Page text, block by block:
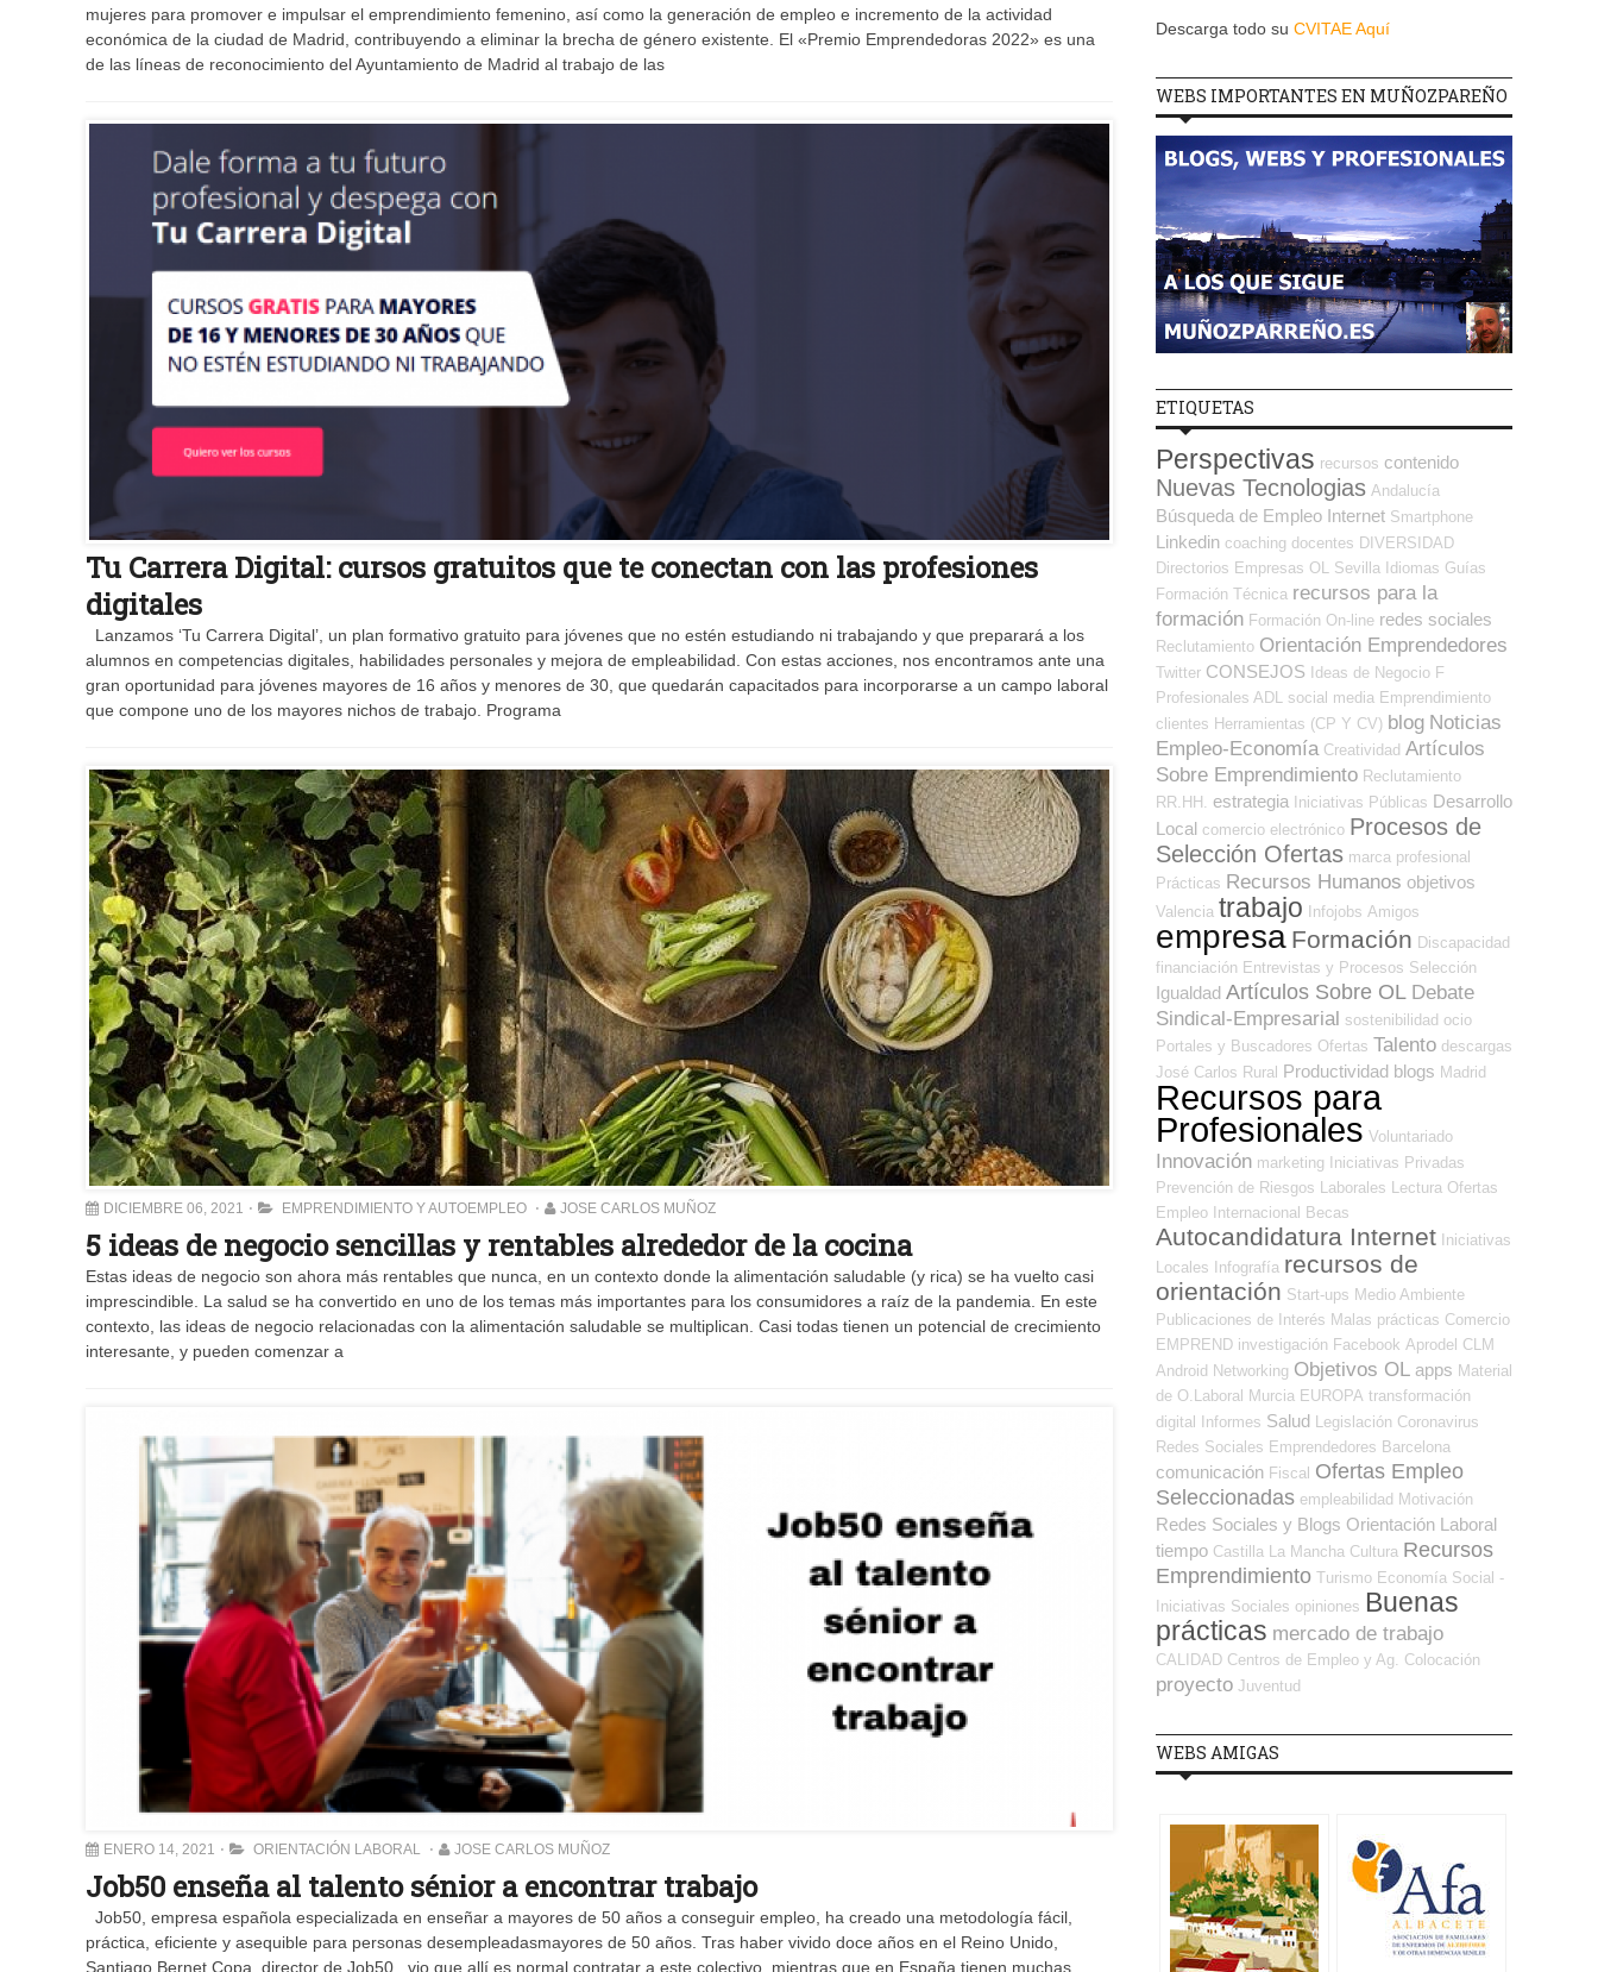
mujeres para promover e impulsar el emprendimiento femenino, así como la generación de empleo e incremento de la actividad
económica de la ciudad de Madrid, contribuyendo a eliminar la brecha de género existente. El «Premio Emprendedoras 2022» es una
de las líneas de reconocimiento del Ayuntamiento de Madrid al trabajo de las
Tu Carrera Digital: cursos gratuitos que te conectan con las profesiones
digitales
Lanzamos ‘Tu Carrera Digital’, un plan formativo gratuito para jóvenes que no estén estudiando ni trabajando y que preparará a los
alumnos en competencias digitales, habilidades personales y mejora de empleabilidad. Con estas acciones, nos encontramos ante una
gran oportunidad para jóvenes mayores de 16 años y menores de 30, que quedarán capacitados para incorporarse a un campo laboral
que compone uno de los mayores nichos de trabajo. Programa
DICIEMBRE 06, 2021 EMPRENDIMIENTO Y AUTOEMPLEO JOSE CARLOS MUÑOZ
5 ideas de negocio sencillas y rentables alrededor de la cocina
Estas ideas de negocio son ahora más rentables que nunca, en un contexto donde la alimentación saludable (y rica) se ha vuelto casi
imprescindible. La salud se ha convertido en uno de los temas más importantes para los consumidores a raíz de la pandemia. En este
contexto, las ideas de negocio relacionadas con la alimentación saludable se multiplican. Casi todas tienen un potencial de crecimiento
interesante, y pueden comenzar a
ENERO 14, 2021 ORIENTACIÓN LABORAL JOSE CARLOS MUÑOZ
Job50 enseña al talento sénior a encontrar trabajo
Job50, empresa española especializada en enseñar a mayores de 50 años a conseguir empleo, ha creado una metodología fácil,
práctica, eficiente y asequible para personas desempleadasmayores de 50 años. Tras haber vivido doce años en el Reino Unido,
Santiago Bernet Copa, director de Job50, vio que allí es normal contratar a este colectivo, mientras que en España tienen muchas
Descarga todo su CVITAE Aquí
WEBS IMPORTANTES EN MUÑOZPAREÑO
ETIQUETAS
Perspectivas recursos contenido
Nuevas Tecnologias Andalucía
Búsqueda de Empleo Internet Smartphone
Linkedin coaching docentes DIVERSIDAD
Directorios Empresas OL
Sevilla Idiomas Guías
Formación Técnica recursos para la
formación Formación On-line redes sociales
Reclutamiento Orientación Emprendedores
Twitter CONSEJOS Ideas de Negocio F
Profesionales ADL
social media Emprendimiento
clientes Herramientas (CP Y CV) blog Noticias
Empleo-Economía Creatividad Artículos
Sobre Emprendimiento Reclutamiento
RR.HH.
estrategia Iniciativas Públicas Desarrollo
Local comercio electrónico Procesos de
Selección Ofertas marca profesional
Prácticas Recursos Humanos objetivos
Valencia trabajo Infojobs Amigos
empresa Formación Discapacidad
financiación Entrevistas y Procesos Selección
Igualdad Artículos Sobre OL Debate
Sindical-Empresarial sostenibilidad ocio
Portales y Buscadores Ofertas Talento descargas
José Carlos Rural Productividad blogs Madrid
Recursos para
Profesionales Voluntariado
Innovación marketing
Iniciativas Privadas
Prevención de Riesgos Laborales
Lectura Ofertas
Empleo Internacional
Becas
Autocandidatura Internet Iniciativas
Locales
Infografía recursos de
orientación Start-ups Medio Ambiente
Publicaciones de Interés Malas prácticas Comercio
EMPREND investigación Facebook Aprodel CLM
Android Networking Objetivos OL apps Material
de O.Laboral
Murcia EUROPA transformación
digital
Informes Salud Legislación Coronavirus
Redes Sociales Emprendedores Barcelona
comunicación Fiscal Ofertas Empleo
Seleccionadas empleabilidad Motivación
Redes Sociales y Blogs Orientación Laboral
tiempo Castilla La Mancha Cultura Recursos
Emprendimiento Turismo Economía Social -
Iniciativas Sociales opiniones Buenas
prácticas mercado de trabajo
CALIDAD Centros de Empleo y Ag. Colocación
proyecto Juventud
WEBS AMIGAS